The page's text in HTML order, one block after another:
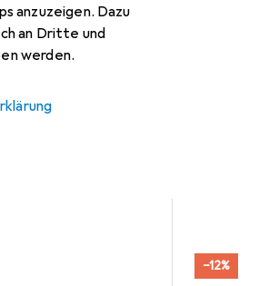
anzuzeigen. Dazu
an Dritte und
werden.
Zubehör zum Produkt Meindl
−12%